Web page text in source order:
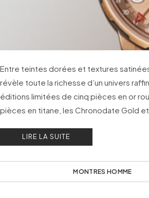
Entre teintes dorées et textures
révèle toute la richesse d’un univers
éditions limitées de cinq pièces en or
pièces en titane, les Chronodate Gold
LIRE LA SUITE
MONTRES HOMME